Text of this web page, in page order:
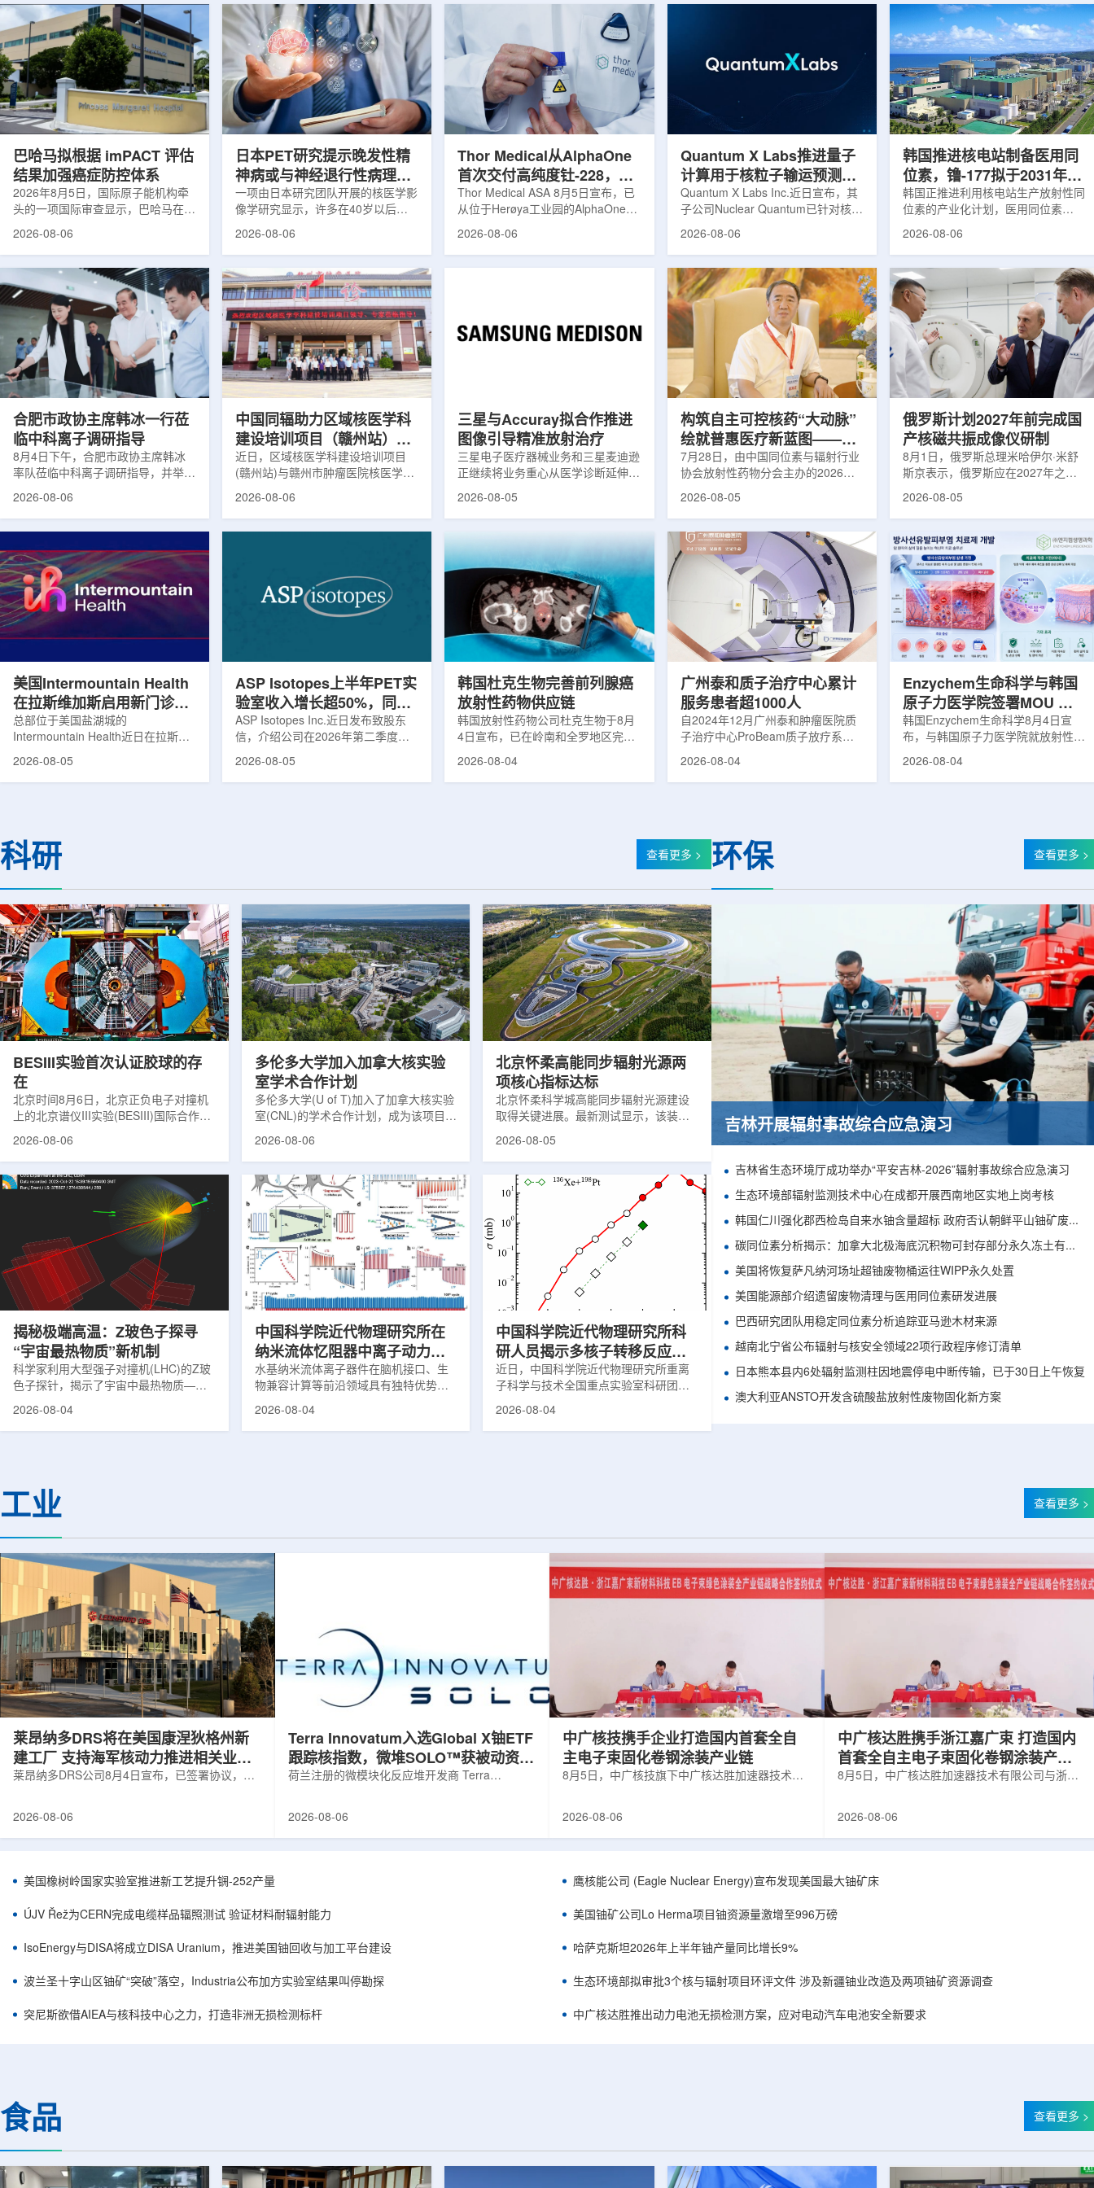
巴哈马拟根据 imPACT 评估
结果加强癌症防控体系
2026年8月5日，国际原子能机构牵
头的一项国际审查显示，巴哈马在加
强癌症治疗服务方面具备进一步提升
治疗效果提出了路线图。巴哈马拿骚
玛格丽特公主医院(图片：Pelow
Media/Adobe Stock)这项 imPACT
评估由国际原子能机构、世界卫生组
织/泛美卫生组织和国际癌症研究机
构共同开展，应巴哈马卫生与健康部
请求进行，重点评估该国癌症防控能
力和实际需求。6月9日至11日，专
2026-08-06
日本PET研究提示晚发性精
神病或与神经退行性病理相
关
一项由日本研究团队开展的核医学影
像学研究显示，许多在40岁以后首
次出现幻觉、妄想等精神病性症状的
常沉积。研究纳入37名晚发性精神
病患者和47名年龄匹配的健康对照
者。研究人员采用淀粉样蛋白PET示
踪剂^11C-PiB，以及tau蛋白PET示
踪剂^18F-florzolotau，对受试者大
脑中的β-淀粉样蛋白和tau蛋白积累
情况进行评估。结果显示，晚发性精
2026-08-06
Thor Medical从AlphaOne
首次交付高纯度钍-228，商
业供货启动
Thor Medical ASA 8月5日宣布，已
从位于Herøya工业园的AlphaOne生
产设施完成首批高纯度钍-228(Th-
工业规模制造的开始，首批客户交付
表明公司已完成从产能建设到利用首
2026-08-06
Quantum X Labs推进量子
计算用于核粒子输运预测模
拟
Quantum X Labs Inc.近日宣布，其
子公司Nuclear Quantum已针对核工
业计算模拟中的一项瓶颈提出新方
算密集型场景。据介绍，传统粒子输
运模拟在核医学系统设计中具有重要
作用，但往往需要大量计算资源，并
伴随较长运行时间，影响研发和优化
效率。Nuclear Quantum此次提出的
技术，旨在把物理输运模型转化为量
子电路，使粒子传播和随机游走动力
学能够直接在量子计算框架中表示和
2026-08-06
韩国推进核电站制备医用同
位素，镥-177拟于2031年商
业化生产
韩国正推进利用核电站生产放射性同
位素的产业化计划，医用同位素
镥-177(Lu-177)被列为首个商业化目
产，后续还可能将产品范围扩大至
钴-60、氚-3和氦-3等同位素。Lu-
177是当前全球放射性药物市场中应
用较广的治疗性放射性同位素，可用
于前列腺癌、神经内分泌肿瘤等疾病
相关放射性药物。此前，韩国所需
Lu-177完全依赖进口。由于其半衰
期约为6.6天，从生产、运输到药物
2026-08-06
合肥市政协主席韩冰一行莅
临中科离子调研指导
8月4日下午，合肥市政协主席韩冰
率队莅临中科离子调研指导，并举行
座谈交流。市人大常委会副主任雍凤
中国科学院合肥物质科学研究院副院
长宋云涛，中科离子董事长刘璐，总
经理陈永华，副总经理丁开忠、李
俊、光若怀陪同。韩冰一行详细了解
中科离子产业布局、经营情况，重点
围绕核医疗及高端装备关键技术突
2026-08-06
中国同辐助力区域核医学科
建设培训项目（赣州站）与
赣州市肿瘤医院核医学诊疗
高质量建设项目同步启动
近日，区域核医学科建设培训项目
(赣州站)与赣州市肿瘤医院核医学诊
疗高质量建设项目在赣州市肿瘤医院
任杨传盛主持。赣州市卫生健康委员
会副主任傅伟、中华医学会核医学分
会主任委员汪静、赣州市肿瘤医院党
2026-08-06
三星与Accuray拟合作推进
图像引导精准放射治疗
三星电子医疗器械业务和三星麦迪逊
正继续将业务重心从医学诊断延伸至
治疗领域。8月5日，三星HME美国
书，双方计划围绕基于容积成像的精
准放射治疗解决方案开展合作探讨。
根据意向书，双方拟研究将三星移动
CT扫描仪BodyTom与Accuray机器
人放射外科平台CyberKnife相结合。
该合作方向旨在把高分辨率三维成像
能力与图像引导机器人放射外科技术
连接起来，使医务人员能够更准确地
2026-08-05
构筑自主可控核药“大动脉”
绘就普惠医疗新蓝图——专
访中国同辐总工程师、中核
集团首席科学家刘蕴韬
7月28日，由中国同位素与辐射行业
协会放射性药物分会主办的2026年
放射性药物创新发展大会在山西省太
(以下简称：中国同辐)在推动核医疗
科技自立自强与普惠民生方面发挥着
压舱石的作用。在大会间隙，中国同
辐党委委员、总工程师、中核集团首
席科学家刘蕴韬接受记者专访时表
示，中国同辐将加快在建医药中心投
产运行，加快智慧核医学系统布局，
持续缩小城乡核医疗资源差距。同
2026-08-05
俄罗斯计划2027年前完成国
产核磁共振成像仪研制
8月1日，俄罗斯总理米哈伊尔·米舒
斯京表示，俄罗斯应在2027年之前
完成国产核磁共振成像仪的研制工
察中心已安装的磁共振成像设备时，
他向俄罗斯卫生部长米哈伊尔·穆拉
什科询问国产设备研发情况。穆拉什
科表示，相关研发工作正由俄罗斯国
家原子能公司推进，并称该设备预计
将在明年完成。米舒斯京随后表示，
希望俄罗斯明年能够拥有本国研制的
核磁共振成像仪。该设备若按计划
2026-08-05
美国Intermountain Health
在拉斯维加斯启用新门诊诊
所，配置PET/CT和直线加
速器
总部位于美国盐湖城的
Intermountain Health近日在拉斯维
加斯西南部启用一座新的门诊诊所。
开放日活动后正式开放。该诊所整合
了此前分布在拉斯维加斯谷多个地点
疗服务。根据介绍，诊所服务范围包
括成人及...
2026-08-05
ASP Isotopes上半年PET实
验室收入增长超50%，同位
素浓缩设施推进商业生产
ASP Isotopes Inc.近日发布致股东
信，介绍公司在2026年第二季度财
务业绩公布前各业务板块的运营进
入商业生产前的最后阶段，预计将在
2026年下半年交...
2026-08-05
韩国杜克生物完善前列腺癌
放射性药物供应链
韩国放射性药物公司杜克生物于8月
4日宣布，已在岭南和全罗地区完成
前列腺癌诊断用放射性药物
病率排名第六位的疾病;伴随PSMA靶
向治疗的日益普及，对前列腺癌治...
2026-08-04
广州泰和质子治疗中心累计
服务患者超1000人
自2024年12月广州泰和肿瘤医院质
子治疗中心ProBeam质子放疗系统
正式投入临床应用以来，该中心在
19个月。相关对比包括：美国埃默
里质子治疗中心自2018年12月启动
时约2年;英国伦敦大学学院医院质子
中心自2021...
2026-08-04
Enzychem生命科学与韩国
原子力医学院签署MOU 合
作开发放射性皮炎治疗剂
韩国Enzychem生命科学8月4日宣
布，与韩国原子力医学院就放射性皮
炎(Radiation-Induced Dermatitis)治
中最常见的治疗相关副作用之一，表
现为皮肤红斑、疼痛、瘙痒、脱皮等
治疗过程产生负面影响。该治疗剂近
2026-08-04
科研 查看更多 >
BESIII实验首次认证胶球的存
在
北京时间8月6日，北京正负电子对撞机
上的北京谱仪III实验(BESIII)国际合作组
经过15年的持续研究，BESIII实验建立
了证明胶球存在的完整证据链，解开了
困扰学术界近半个世纪的胶球存在之
谜。该发现不仅为量子色动力学理论提
供了决定性验证，也表明一类全新物质
形态——纯由力构成的物质的存在。原
子核由质子和中子组成，质子和中子又
由夸克组成。夸克之间靠胶子传递强相
互...
2026-08-06
多伦多大学加入加拿大核实验
室学术合作计划
多伦多大学(U of T)加入了加拿大核实验
室(CNL)的学术合作计划，成为该项目中
究。在施瓦茨·赖斯曼创新园区举行了签
约仪式，标志着多伦多大学、加拿大核
实验室和原子能公司有限公司(AECL)正
式确立了合作关系。该学术合作计划将
为参学院校提供进入国家级实验室基础
设施、技术和专业知识的渠道，合作领
域涵盖清洁能源、医疗健康、环境修复
以及国家安全等多个方面。此次...
2026-08-06
北京怀柔高能同步辐射光源两
项核心指标达标
北京怀柔科学城高能同步辐射光源建设
取得关键进展。最新测试显示，该装置
步。这两项指标直接决定光源能否为科
研用户提供稳定、高品质的X光束，也是
装置性能评估中的核心参数。自2025年
9月29日加速器达到验收指标后，项目团
队在试运行过程中持续调校设备、优化
束流状态。经过约9个月改进，装置关键
性能明显提升。储存环可理解为高能电
子运行的环形轨道，全长约1360米。
177...
2026-08-05
揭秘极端高温：Z玻色子探寻
“宇宙最热物质”新机制
科学家利用大型强子对撞机(LHC)的Z玻
色子探针，揭示了宇宙中最热物质——
夸克-胶子等离子体(QGP)如何吸收能量
相互作用，它能够几乎不受影响地穿过
等离子体，精确记录初始状态的信息。
克在...
2026-08-04
中国科学院近代物理研究所在
纳米流体忆阻器中离子动力学
调控研究方面获新进展
水基纳米流体离子器件在脑机接口、生
物兼容计算等前沿领域具有独特优势。
近期，中国科学院近代物理研究所重离
2026-08-04
中国科学院近代物理研究所科
研人员揭示多核子转移反应中
壳效应的双向作用机制
近日，中国科学院近代物理研究所重离
子科学与技术全国重点实验室科研团队
与合作者揭示了壳效应在多核子转移反
2026-08-04
环保 查看更多 >
吉林开展辐射事故综合应急演习
吉林省生态环境厅成功举办“平安吉林-2026”辐射事故综合应急演习
生态环境部辐射监测技术中心在成都开展西南地区实地上岗考核
韩国仁川强化郡西检岛自来水铀含量超标 政府否认朝鲜平山铀矿废水影响
碳同位素分析揭示：加拿大北极海底沉积物可封存部分永久冻土有机碳
美国将恢复萨凡纳河场址超铀废物桶运往WIPP永久处置
美国能源部介绍遗留废物清理与医用同位素研发进展
巴西研究团队用稳定同位素分析追踪亚马逊木材来源
越南北宁省公布辐射与核安全领域22项行政程序修订清单
日本熊本县内6处辐射监测柱因地震停电中断传输，已于30日上午恢复
澳大利亚ANSTO开发含硫酸盐放射性废物固化新方案
工业 查看更多 >
莱昂纳多DRS将在美国康涅狄格州新
建工厂 支持海军核动力推进相关业务
增长
莱昂纳多DRS公司8月4日宣布，已签署协议，将
并为公司在核能领域的后续增长提供空间和基础
尔德帕克里奇路120号，占地约14.1087万平方英
尺。工厂建成后，将整合目前分布在康涅狄格州
丹伯里和贝瑟尔三个地点的业务。该设施预计于
2027年初投入使用，若最终设计和租户装修工...
2026-08-06
Terra Innovatum入选Global X铀ETF
跟踪核指数，微堆SOLO™获被动资金
曝光
荷兰注册的微模块化反应堆开发商 Terra
Arca: URA，资管超50亿美元)的跟踪基准，本次
与 Cameco、Kazatomprom、Centrus、Oklo、
NuScale、X-energy、三菱重...
2026-08-06
中广核技携手企业打造国内首套全自
主电子束固化卷钢涂装产业链
8月5日，中广核技旗下中广核达胜加速器技术有
规模化量产工艺能力，双方合力建成国内首套全
整产业链，标志我国彩涂行业正式进入无溶剂、
零VOC(挥发性有机化合物)、常温绿色固化新时
代。中广核达胜与浙江嘉广束签署电子束固化卷
钢涂装战略合作协议电子束固化是...
2026-08-06
中广核达胜携手浙江嘉广束 打造国内
首套全自主电子束固化卷钢涂装产业
链
8月5日，中广核达胜加速器技术有限公司与浙江
艺能力，双方合力建成国内首套全流程自主可
标志我国彩涂行业正式进入无溶剂、零VOC(挥发
性有机化合物)、常温绿色固化新时代。▲中广核
2026-08-06
美国橡树岭国家实验室推进新工艺提升锎-252产量
ÚJV Řež为CERN完成电缆样品辐照测试 验证材料耐辐射能力
IsoEnergy与DISA将成立DISA Uranium，推进美国铀回收与加工平台建设
波兰圣十字山区铀矿“突破”落空，Industria公布加方实验室结果叫停勘探
突尼斯欲借AIEA与核科技中心之力，打造非洲无损检测标杆
鹰核能公司 (Eagle Nuclear Energy)宣布发现美国最大铀矿床
美国铀矿公司Lo Herma项目铀资源量激增至996万磅
哈萨克斯坦2026年上半年铀产量同比增长9%
生态环境部拟审批3个核与辐射项目环评文件 涉及新疆铀业改造及两项铀矿资源调查
中广核达胜推出动力电池无损检测方案，应对电动汽车电池安全新要求
食品 查看更多 >